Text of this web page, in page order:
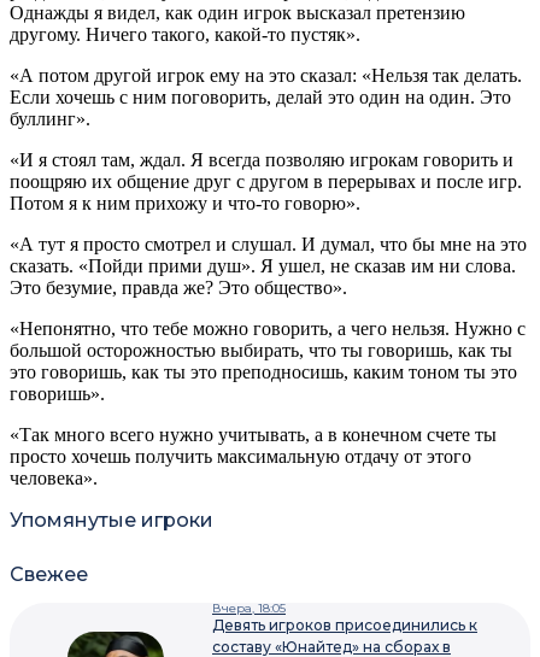
Однажды я видел, как один игрок высказал претензию
другому. Ничего такого, какой-то пустяк».
«А потом другой игрок ему на это сказал: «Нельзя так делать.
Если хочешь с ним поговорить, делай это один на один. Это
буллинг».
«И я стоял там, ждал. Я всегда позволяю игрокам говорить и
поощряю их общение друг с другом в перерывах и после игр.
Потом я к ним прихожу и что-то говорю».
«А тут я просто смотрел и слушал. И думал, что бы мне на это
сказать. «Пойди прими душ». Я ушел, не сказав им ни слова.
Это безумие, правда же? Это общество».
«Непонятно, что тебе можно говорить, а чего нельзя. Нужно с
большой осторожностью выбирать, что ты говоришь, как ты
это говоришь, как ты это преподносишь, каким тоном ты это
говоришь».
«Так много всего нужно учитывать, а в конечном счете ты
просто хочешь получить максимальную отдачу от этого
человека».
Упомянутые игроки
Свежее
Вчера, 18:05
Девять игроков присоединились к
составу «Юнайтед» на сборах в